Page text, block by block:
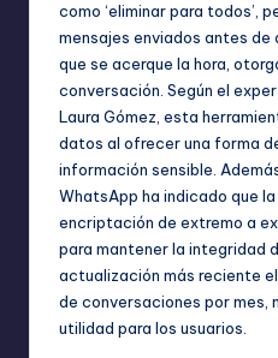
como ‘eliminar para todos’,
mensajes enviados antes de
que se acerque la hora,
conversación. Según el
Laura Gómez, esta
datos al ofrecer una forma
información sensible.
WhatsApp ha indicado que
encriptación de extremo a
para mantener la integridad
actualización más reciente
de conversaciones por mes,
utilidad para los usuarios.